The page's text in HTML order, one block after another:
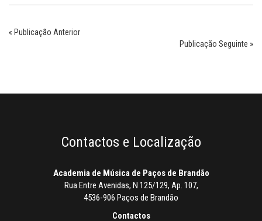
« Publicação Anterior
Publicação Seguinte »
Contactos e Localização
Academia de Música de Paços de Brandão
Rua Entre Avenidas, N 125/129, Ap. 107,
4536-906 Paços de Brandão
Contactos